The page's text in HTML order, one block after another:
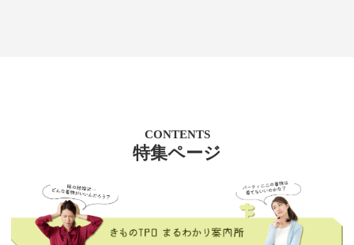
CONTENTS
特集ページ